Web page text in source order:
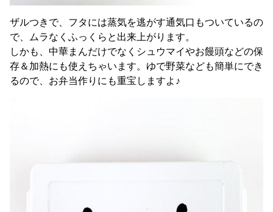
ザルつきで、フタには蒸気を逃がす通気口もついているの
で、ムラなくふっくらと出来上がります。
しかも、中華まんだけでなくシュウマイやお饅頭などの保
存＆加熱にも使えちゃいます。ゆで野菜なども簡単にでき
るので、お弁当作りにも重宝しますよ♪